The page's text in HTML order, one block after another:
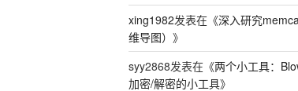
xing1982发表在《深入研究
维导图） 》
syy2868发表在《两个小工具：
加密/解密的小工具》